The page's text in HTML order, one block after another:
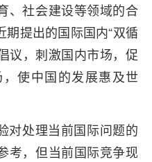
、社会建设等领域的合
提出的国际国内“双循
议，刺激国内市场，促
使中国的发展惠及世
对处理当前国际问题的
考，但当前国际竞争现